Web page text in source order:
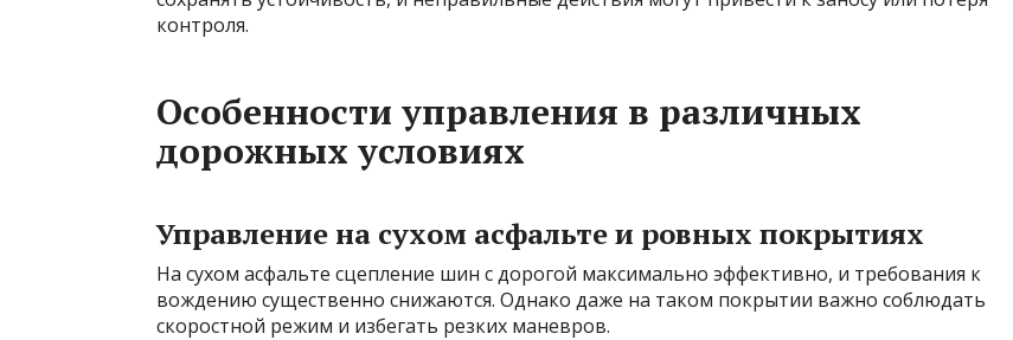
контроля.
Особенности управления в различных
дорожных условиях
Управление на сухом асфальте и ровных покрытиях
На сухом асфальте сцепление шин с дорогой максимально эффективно, и требования к
вождению существенно снижаются. Однако даже на таком покрытии важно соблюдать
скоростной режим и избегать резких маневров.